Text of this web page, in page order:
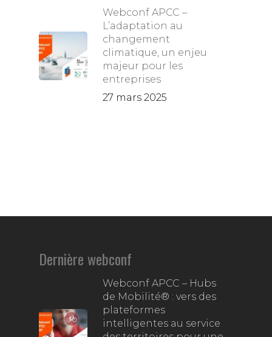
Webconf APCC –
L’adaptation au
changement
climatique, un enjeu
majeur pour les
entreprises
27 mars 2025
Dernière webconf
Webconf APCC – Hubs
de Mobilité® : vers des
plateformes
intelligentes au service